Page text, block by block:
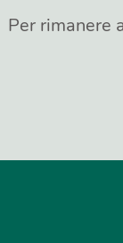
Per rimanere